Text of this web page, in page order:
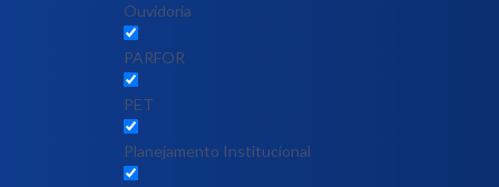
Ouvidoria
PARFOR
PET
Planejamento Institucional